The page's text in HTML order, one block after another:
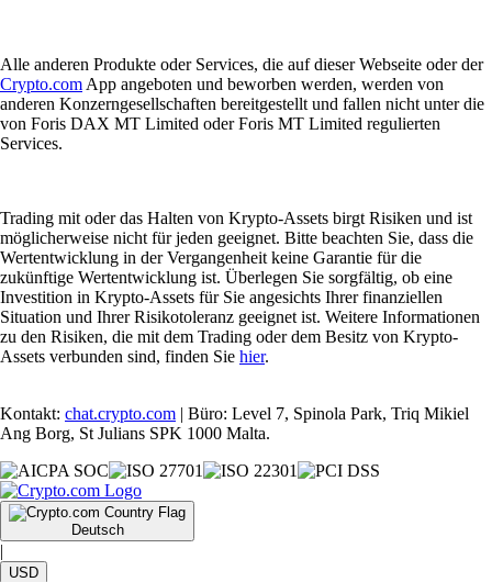
Alle anderen Produkte oder Services, die auf dieser Webseite oder der
Crypto.com App angeboten und beworben werden, werden von
anderen Konzerngesellschaften bereitgestellt und fallen nicht unter die
von Foris DAX MT Limited oder Foris MT Limited regulierten
Services.
Trading mit oder das Halten von Krypto-Assets birgt Risiken und ist
möglicherweise nicht für jeden geeignet. Bitte beachten Sie, dass die
Wertentwicklung in der Vergangenheit keine Garantie für die
zukünftige Wertentwicklung ist. Überlegen Sie sorgfältig, ob eine
Investition in Krypto-Assets für Sie angesichts Ihrer finanziellen
Situation und Ihrer Risikotoleranz geeignet ist. Weitere Informationen
zu den Risiken, die mit dem Trading oder dem Besitz von Krypto-
Assets verbunden sind, finden Sie hier.
Kontakt: chat.crypto.com | Büro: Level 7, Spinola Park, Triq Mikiel
Ang Borg, St Julians SPK 1000 Malta.
Deutsch
|
USD